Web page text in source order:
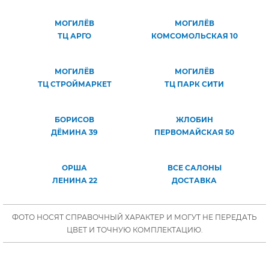
МОГИЛЁВ
ТЦ АРГО
МОГИЛЁВ
КОМСОМОЛЬСКАЯ 10
МОГИЛЁВ
ТЦ СТРОЙМАРКЕТ
МОГИЛЁВ
ТЦ ПАРК СИТИ
БОРИСОВ
ДЁМИНА 39
ЖЛОБИН
ПЕРВОМАЙСКАЯ 50
ОРША
ЛЕНИНА 22
ВСЕ САЛОНЫ
ДОСТАВКА
ФОТО НОСЯТ СПРАВОЧНЫЙ ХАРАКТЕР И МОГУТ НЕ ПЕРЕДАТЬ
ЦВЕТ И ТОЧНУЮ КОМПЛЕКТАЦИЮ.